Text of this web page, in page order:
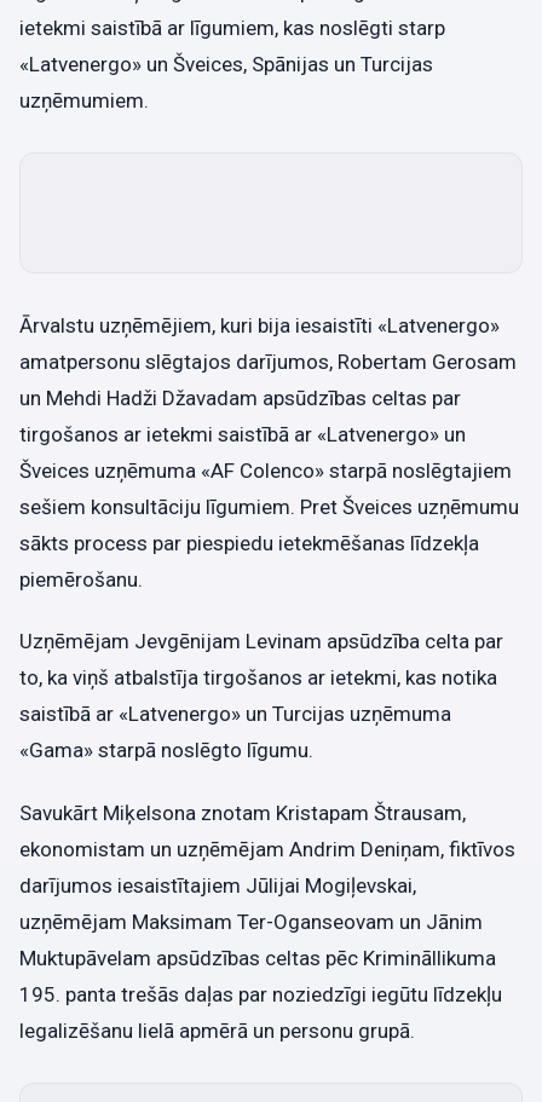
ietekmi saistībā ar līgumiem, kas noslēgti starp
«Latvenergo» un Šveices, Spānijas un Turcijas
uzņēmumiem.
Ārvalstu uzņēmējiem, kuri bija iesaistīti «Latvenergo»
amatpersonu slēgtajos darījumos, Robertam Gerosam
un Mehdi Hadži Džavadam apsūdzības celtas par
tirgošanos ar ietekmi saistībā ar «Latvenergo» un
Šveices uzņēmuma «AF Colenco» starpā noslēgtajiem
sešiem konsultāciju līgumiem. Pret Šveices uzņēmumu
sākts process par piespiedu ietekmēšanas līdzekļa
piemērošanu.
Uzņēmējam Jevgēnijam Levinam apsūdzība celta par
to, ka viņš atbalstīja tirgošanos ar ietekmi, kas notika
saistībā ar «Latvenergo» un Turcijas uzņēmuma
«Gama» starpā noslēgto līgumu.
Savukārt Miķelsona znotam Kristapam Štrausam,
ekonomistam un uzņēmējam Andrim Deniņam, fiktīvos
darījumos iesaistītajiem Jūlijai Mogiļevskai,
uzņēmējam Maksimam Ter-Oganseovam un Jānim
Muktupāvelam apsūdzības celtas pēc Krimināllikuma
195. panta trešās daļas par noziedzīgi iegūtu līdzekļu
legalizēšanu lielā apmērā un personu grupā.